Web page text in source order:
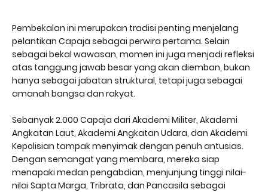
Pembekalan ini merupakan tradisi penting menjelang
pelantikan Capaja sebagai perwira pertama. Selain
sebagai bekal wawasan, momen ini juga menjadi refleksi
atas tanggung jawab besar yang akan diemban, bukan
hanya sebagai jabatan struktural, tetapi juga sebagai
amanah bangsa dan rakyat.
Sebanyak 2.000 Capaja dari Akademi Militer, Akademi
Angkatan Laut, Akademi Angkatan Udara, dan Akademi
Kepolisian tampak menyimak dengan penuh antusias.
Dengan semangat yang membara, mereka siap
menapaki medan pengabdian, menjunjung tinggi nilai-
nilai Sapta Marga, Tribrata, dan Pancasila sebagai